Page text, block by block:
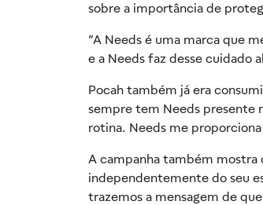
sobre a importância de
“A Needs é uma marca que
e a Needs faz desse cuidado
Pocah também já era
sempre tem Needs presente
rotina. Needs me proporciona
A campanha também mostra
independentemente do seu
trazemos a mensagem de